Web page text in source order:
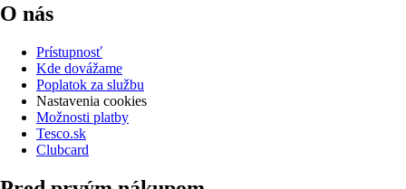
O nás
Prístupnosť
Kde dovážame
Poplatok za službu
Nastavenia cookies
Možnosti platby
Tesco.sk
Clubcard